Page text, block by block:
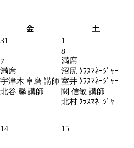
金
土
31 1
7
満席
宇津木 卓磨 講師
北谷 馨 講師
8
満席
沼尻 ｸﾗｽﾏﾈｰｼﾞｬｰ
室井 ｸﾗｽﾏﾈｰｼﾞｬｰ
関 信敏 講師
北村 ｸﾗｽﾏﾈｰｼﾞｬｰ
14 15